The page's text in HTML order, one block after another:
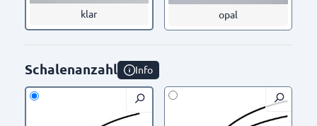
klar opal
Schalenanzahl Info